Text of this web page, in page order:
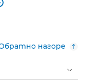
нагоре